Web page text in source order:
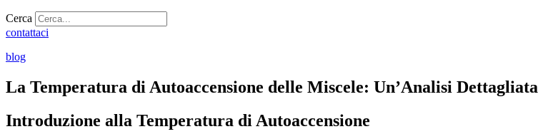
Cerca
contattaci
blog
La Temperatura di Autoaccensione delle Miscele: Un’Analisi Dettagliata
Introduzione alla Temperatura di Autoaccensione